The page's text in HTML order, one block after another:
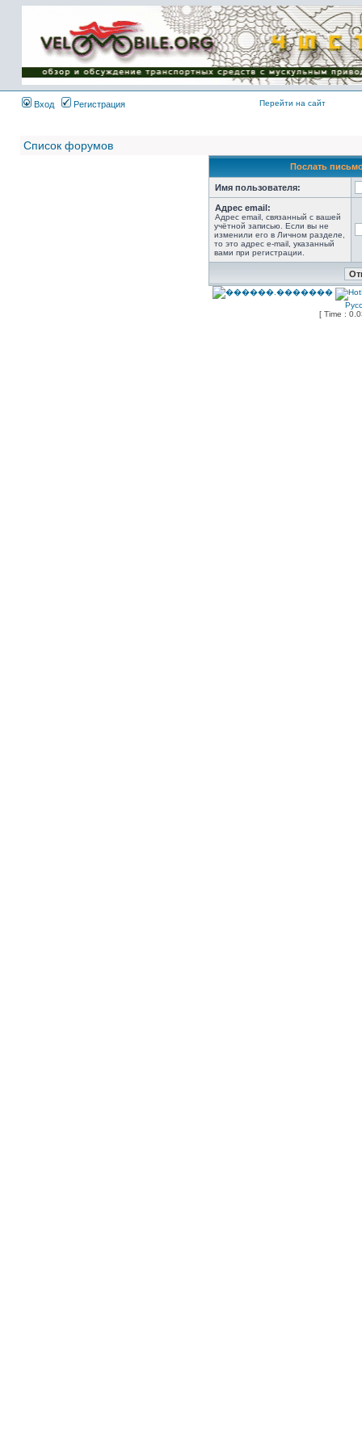
Имя пользователя:
Пароль:
{ LOG_ME_IN_SHORT
}
Вход
Регистрация Перейти на сайт
Список форумов
Послать
Имя пользователя:
Адрес email:
Адрес email, связанный с вашей
учётной записью. Если вы не
изменили его в Личном разделе,
то это адрес e-mail, указанный
вами при регистрации.
[ Time :